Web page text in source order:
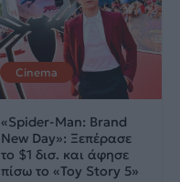
Cinema
«Spider-Man: Brand
New Day»: Ξεπέρασε
το $1 δισ. και άφησε
πίσω το «Toy Story 5»